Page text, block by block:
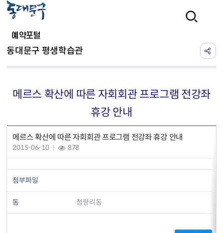
예약포털
동대문구 평생학습관
메르스 확산에 따른 자회회관 프로그램 전강좌
휴강 안내
메르스 확산에 따른 자회회관 프로그램 전강좌 휴강 안내
2015-06-10 878
첨부파일
동 청량리동